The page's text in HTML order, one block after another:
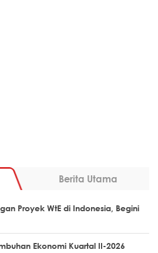
Berita Utama
Proyek WtE di Indonesia, Begini
Ekonomi Kuartal II-2026